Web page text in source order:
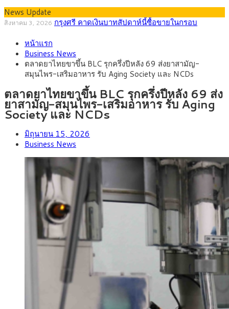
News Update
สิงหาคม 1, 2026 “เอกนิติ” เปิดเครื่องยนต์เศรษฐกิจใหม่ของไทย เดิน
ลายการ์ตูน กรมศุลกากร เตือนผู้ปกครองเฝ้าระวัง หลังยึดล็อตใหญ่
จากเยอรมนี
กรกฎาคม 27, 2026
2569) ซื้อขายในกรอบ 33.40-34.00 มองเฟดคงดอกเบี้ย
สิงหาคม 5, 2026 ครม.ไฟเขียวหลักการ ร่าง พ.ร.ฎ. เปิดทาง รฟม.เดิน
หน้ารถไฟฟ้าสงขลา โมโนเรล 12.54 กม. เชื่อมเมืองหาดใหญ่
สิงหาคม 4, 2026 สธ.ชี้ รพ.รัฐแบกรับผู้ป่วยบัตรทอง 87% แต่ได้งบราย
หัวเพียง 2,618 บาท เสนอทบทวนจัดสรรงบให้สอดคล้องภาระงาน
สิงหาคม 3, 2026 กรุงศรี คาดเงินบาทสัปดาห์นี้ซื้อขายในกรอบ
33.00-33.60 ติดตามข้อมูลจ้างงานสหรัฐฯ
หน้าแรก
Business News
ตลาดยาไทยขาขึ้น BLC รุกครึ่งปีหลัง 69 ส่งยาสามัญ-
สมุนไพร-เสริมอาหาร รับ Aging Society และ NCDs
ตลาดยาไทยขาขึ้น BLC รุกครึ่งปีหลัง 69 ส่ง
ยาสามัญ-สมุนไพร-เสริมอาหาร รับ Aging
Society และ NCDs
มิถุนายน 15, 2026
Business News